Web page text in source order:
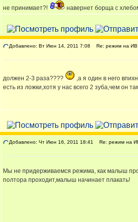
не принимает?! навернет борща с
Добавлено: Вт Июн 14, 2011 7:08 Re: режим на ИВ:
должен 2-3 раза????
,а я один в него
есть из ложки,хотя у нас всего 2 зуба,чем он
Добавлено: Чт Июн 16, 2011 18:41 Re: режим на
Мы не придерживаемся режима, как малыш
полтора проходит,малыш начинает плакать!